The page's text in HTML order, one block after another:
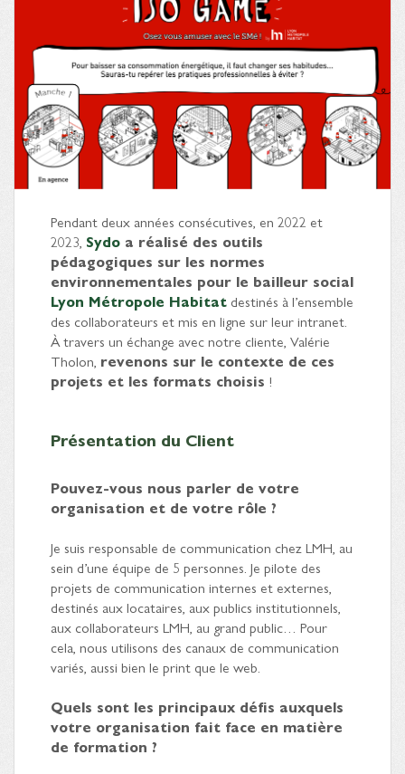
Pendant deux années consécutives, en 2022 et
2023, Sydo a réalisé des outils
pédagogiques sur les normes
environnementales pour le bailleur social
Lyon Métropole Habitat destinés à l’ensemble
des collaborateurs et mis en ligne sur leur intranet.
À travers un échange avec notre cliente, Valérie
Tholon, revenons sur le contexte de ces
projets et les formats choisis !
Présentation du Client
Pouvez-vous nous parler de votre
organisation et de votre rôle ?
Je suis responsable de communication chez LMH, au
sein d’une équipe de 5 personnes. Je pilote des
projets de communication internes et externes,
destinés aux locataires, aux publics institutionnels,
aux collaborateurs LMH, au grand public… Pour
cela, nous utilisons des canaux de communication
variés, aussi bien le print que le web.
Quels sont les principaux défis auxquels
votre organisation fait face en matière
de formation ?